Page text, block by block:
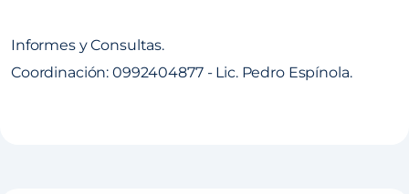
Informes y Consultas.
Coordinación: 0992404877 - Lic. Pedro Espínola.